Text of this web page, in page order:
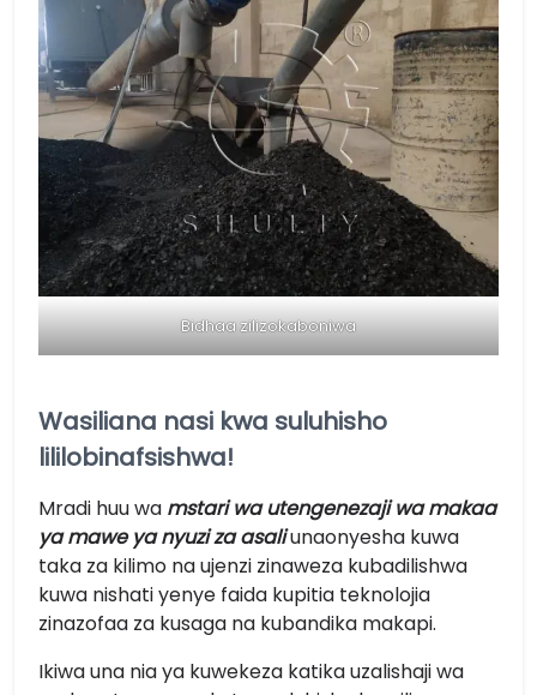
Bidhaa zilizokaboniwa
Wasiliana nasi kwa suluhisho
lililobinafsishwa!
Mradi huu wa mstari wa utengenezaji wa makaa
ya mawe ya nyuzi za asaliunaonyesha kuwa
taka za kilimo na ujenzi zinaweza kubadilishwa
kuwa nishati yenye faida kupitia teknolojia
zinazofaa za kusaga na kubandika makapi.
Ikiwa una nia ya kuwekeza katika uzalishaji wa